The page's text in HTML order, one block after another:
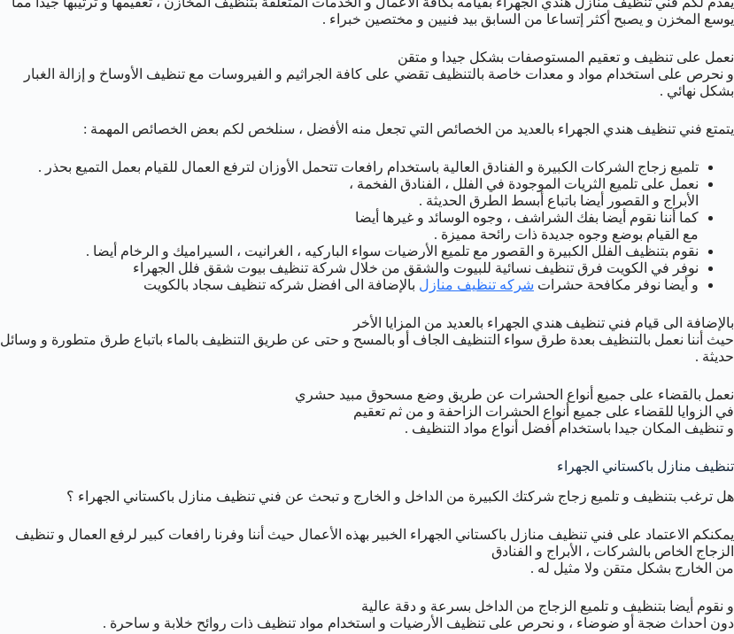
يوسع المخزن و يصبح أكثر إتساعا من السابق بيد فنيين و مختصين خبراء .
نعمل على تنظيف و تعقيم المستوصفات بشكل جيدا و متقن
و نحرص على استخدام مواد و معدات خاصة بالتنظيف تقضي على كافة الجراثيم و الفيروسات مع تنظيف الأوساخ و إزالة الغبار
بشكل نهائي .
يتمتع فني تنظيف هندي الجهراء بالعديد من الخصائص التي تجعل منه الأفضل ، سنلخص لكم بعض الخصائص المهمة :
تلميع زجاج الشركات الكبيرة و الفنادق العالية باستخدام رافعات تتحمل الأوزان لترفع العمال للقيام بعمل التميع بحذر .
نعمل على تلميع الثريات الموجودة في الفلل ، الفنادق الفخمة ،
الأبراج و القصور أيضا باتباع أبسط الطرق الحديثة .
كما أننا نقوم أيضا بفك الشراشف ، وجوه الوسائد و غيرها أيضا
مع القيام بوضع وجوه جديدة ذات رائحة مميزة .
نقوم بتنظيف الفلل الكبيرة و القصور مع تلميع الأرضيات سواء الباركيه ، الغرانيت ، السيراميك و الرخام أيضا .
نوفر في الكويت فرق تنظيف نسائية للبيوت والشقق من خلال شركة تنظيف بيوت شقق فلل الجهراء
و أيضا نوفر مكافحة حشرات شركه تنظيف منازل بالإضافة الى افضل شركه تنظيف سجاد بالكويت
بالإضافة الى قيام فني تنظيف هندي الجهراء بالعديد من المزايا الأخر
حيث أننا نعمل بالتنظيف بعدة طرق سواء التنظيف الجاف أو بالمسح و حتى عن طريق التنظيف بالماء باتباع طرق متطورة و وسائل
حديثة .
نعمل بالقضاء على جميع أنواع الحشرات عن طريق وضع مسحوق مبيد حشري
في الزوايا للقضاء على جميع أنواع الحشرات الزاحفة و من ثم تعقيم
و تنظيف المكان جيدا باستخدام أفضل أنواع مواد التنظيف .
تنظيف منازل باكستاني الجهراء
هل ترغب بتنظيف و تلميع زجاج شركتك الكبيرة من الداخل و الخارج و تبحث عن فني تنظيف منازل باكستاني الجهراء ؟
يمكنكم الاعتماد على فني تنظيف منازل باكستاني الجهراء الخبير بهذه الأعمال حيث أننا وفرنا رافعات كبير لرفع العمال و تنظيف
الزجاج الخاص بالشركات ، الأبراج و الفنادق
من الخارج بشكل متقن ولا مثيل له .
و نقوم أيضا بتنظيف و تلميع الزجاج من الداخل بسرعة و دقة عالية
دون احداث ضجة أو ضوضاء ، و نحرص على تنظيف الأرضيات و استخدام مواد تنظيف ذات روائح خلابة و ساحرة .